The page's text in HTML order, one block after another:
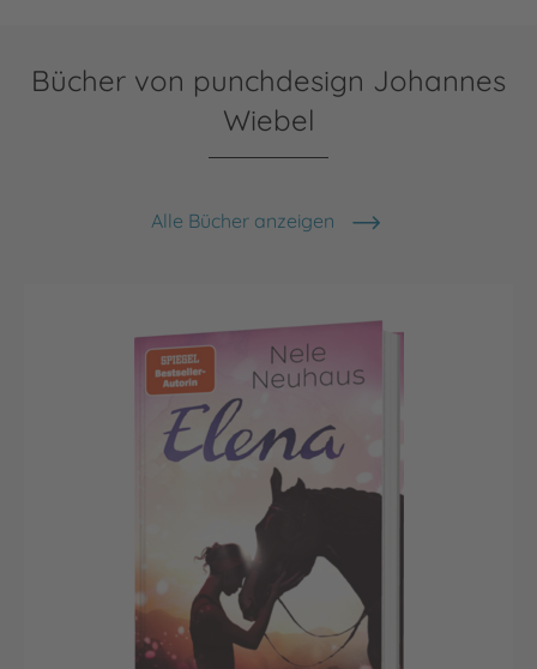
Bücher von punchdesign Johannes
Wiebel
Alle Bücher anzeigen